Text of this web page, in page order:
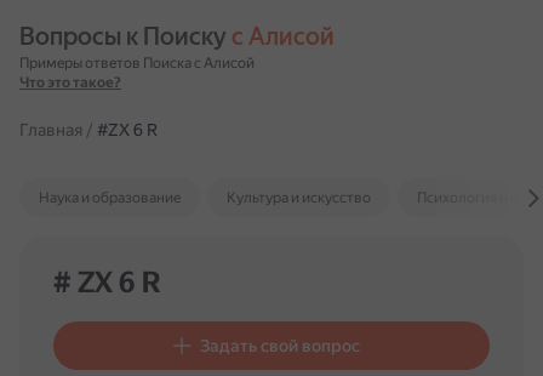
Вопросы к Поиску с Алисой
Примеры ответов Поиска с Алисой
Что это такое?
Главная / #ZX 6 R
Наука и образование Культура и искусство Психология и
# ZX 6 R
Задать свой вопрос